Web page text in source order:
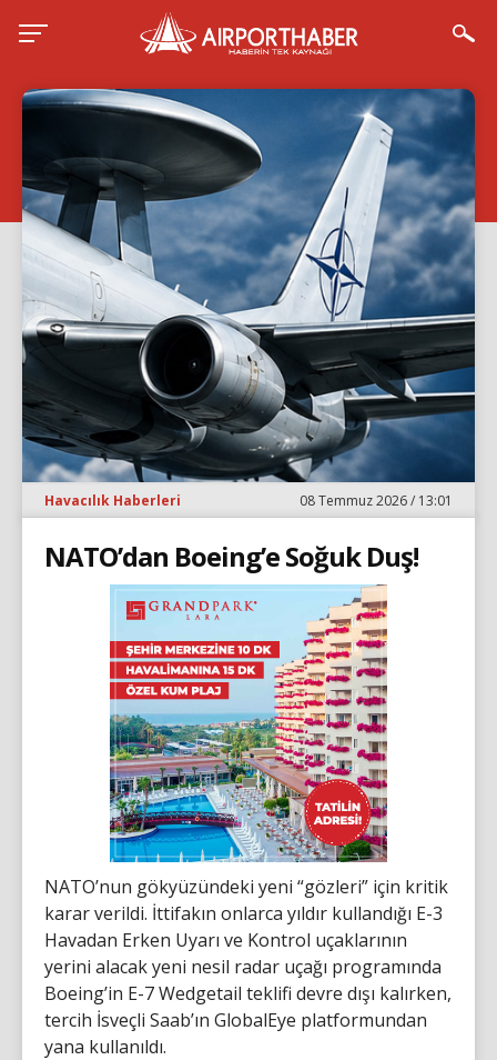
Havacılık Haberleri 08 Temmuz 2026 / 13:01
NATO’dan Boeing’e Soğuk Duş!
NATO’nun gökyüzündeki yeni “gözleri” için kritik
karar verildi. İttifakın onlarca yıldır kullandığı E-3
Havadan Erken Uyarı ve Kontrol uçaklarının
yerini alacak yeni nesil radar uçağı programında
Boeing’in E-7 Wedgetail teklifi devre dışı kalırken,
tercih İsveçli Saab’ın GlobalEye platformundan
yana kullanıldı.